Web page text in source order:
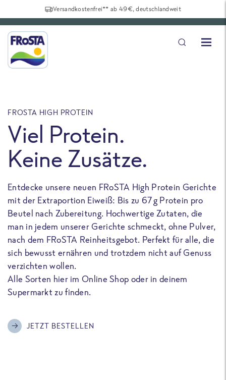
Versandkostenfrei** ab 49€, deutschlandweit
FROSTA HIGH PROTEIN
Viel Protein.
Keine Zusätze.
Entdecke unsere neuen FRoSTA High Protein Gerichte
mit der Extraportion Eiweiß: Bis zu 67 g Protein pro
Beutel nach Zubereitung. Hochwertige Zutaten, die
man in jedem unserer Gerichte schmeckt, ohne Pulver,
nach dem FRoSTA Reinheitsgebot. Perfekt für alle, die
sich bewusst ernähren und trotzdem nicht auf Genuss
verzichten wollen.
Alle Sorten hier im Online Shop oder in deinem
Supermarkt zu finden.
JETZT BESTELLEN